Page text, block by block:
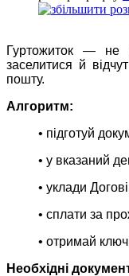
Гуртожиток — не
заселитися й
пошту.
Алгоритм:
• підготуй
• у вказаний
• уклади
• сплати за
• отримай
Необхідні